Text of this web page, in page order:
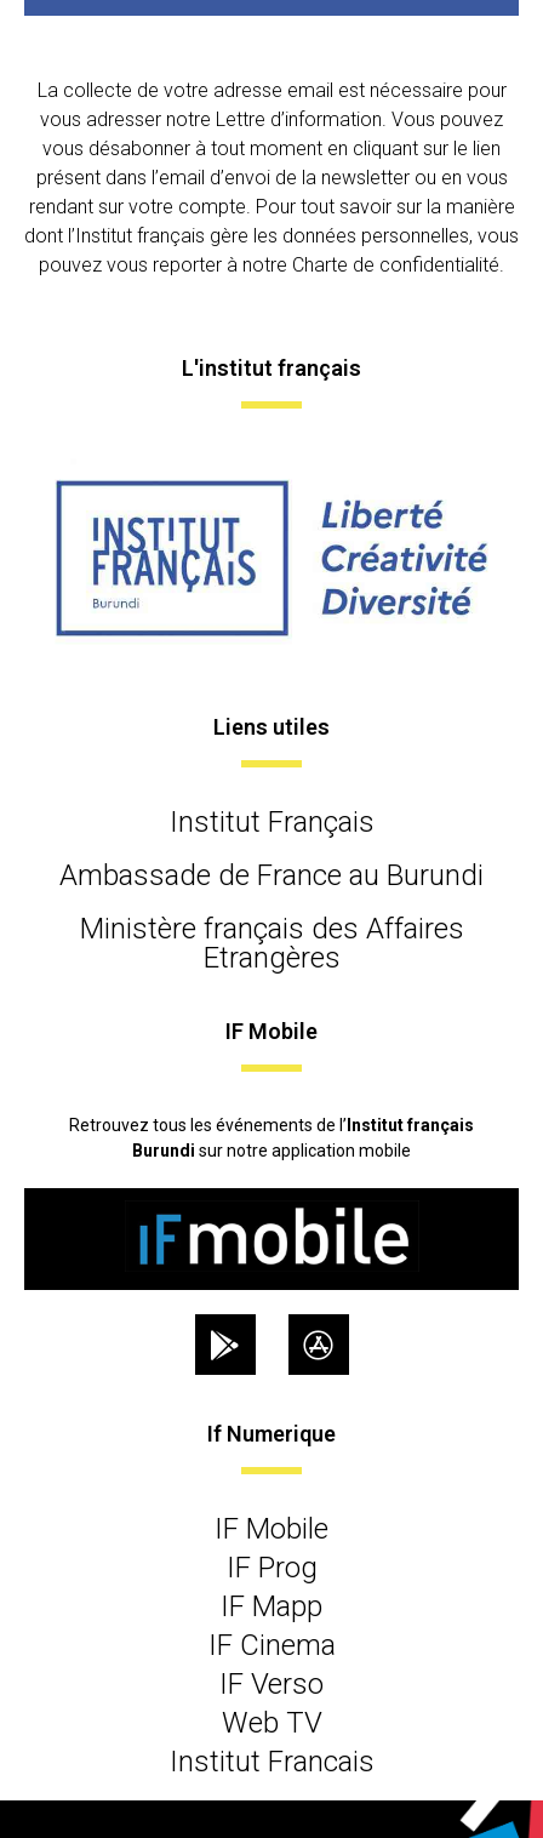
La collecte de votre adresse email est nécessaire pour
vous adresser notre Lettre d’information. Vous pouvez
vous désabonner à tout moment en cliquant sur le lien
présent dans l’email d’envoi de la newsletter ou en vous
rendant sur votre compte. Pour tout savoir sur la manière
dont l’Institut français gère les données personnelles, vous
pouvez vous reporter à notre Charte de confidentialité.
L'institut français
Liens utiles
Institut Français
Ambassade de France au Burundi
Ministère français des Affaires
Etrangères
IF Mobile
Retrouvez tous les événements de l’ Institut français
Burundi sur notre application mobile
If Numerique
IF Mobile
IF Prog
IF Mapp
IF Cinema
IF Verso
Web TV
Institut Francais